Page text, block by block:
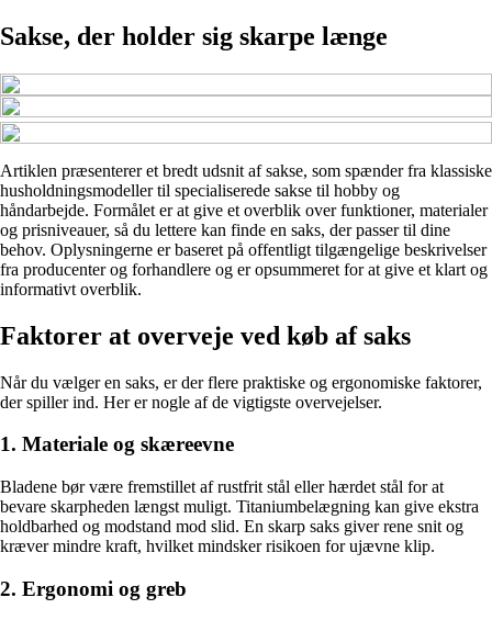
Sakse, der holder sig skarpe længe
Artiklen præsenterer et bredt udsnit af sakse, som spænder fra klassiske
husholdningsmodeller til specialiserede sakse til hobby og
håndarbejde. Formålet er at give et overblik over funktioner, materialer
og prisniveauer, så du lettere kan finde en saks, der passer til dine
behov. Oplysningerne er baseret på offentligt tilgængelige beskrivelser
fra producenter og forhandlere og er opsummeret for at give et klart og
informativt overblik.
Faktorer at overveje ved køb af saks
Når du vælger en saks, er der flere praktiske og ergonomiske faktorer,
der spiller ind. Her er nogle af de vigtigste overvejelser.
1. Materiale og skæreevne
Bladene bør være fremstillet af rustfrit stål eller hærdet stål for at
bevare skarpheden længst muligt. Titaniumbelægning kan give ekstra
holdbarhed og modstand mod slid. En skarp saks giver rene snit og
kræver mindre kraft, hvilket mindsker risikoen for ujævne klip.
2. Ergonomi og greb